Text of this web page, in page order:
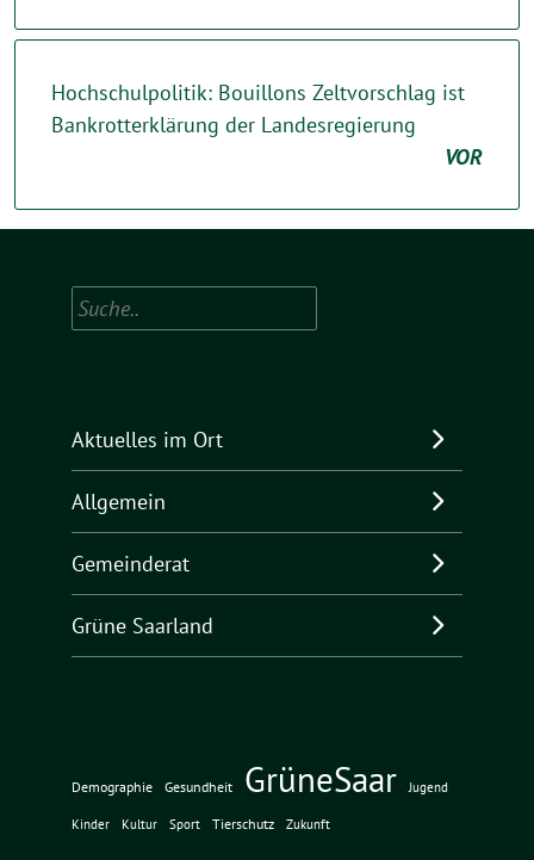
Hochschulpolitik: Bouillons Zeltvorschlag ist
Bankrotterklärung der Landesregierung
VOR
Suchen
Aktuelles im Ort
Allgemein
Gemeinderat
Grüne Saarland
Demographie Gesundheit GrüneSaar Jugend
Kinder Kultur Sport Tierschutz Zukunft